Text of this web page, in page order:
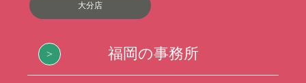
大分店
福岡の事務所